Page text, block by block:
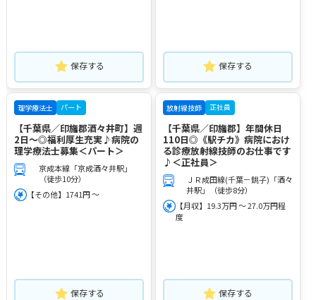
保存する 保存する
理学療法士 パート
【千葉県／印旛郡酒々井町】週
2日～◎福利厚生充実♪病院の
理学療法士募集＜パート＞
京成本線「京成酒々井駅」
（徒歩10分）
【その他】1741円 ～
保存する
放射線技師 正社員
【千葉県／印旛郡】年間休日
110日◎《駅チカ》病院におけ
る診療放射線技師のお仕事です
♪＜正社員＞
ＪＲ成田線(千葉－銚子)「酒々
井駅」（徒歩8分）
【月収】19.3万円 ～ 27.0万円程
度
保存する